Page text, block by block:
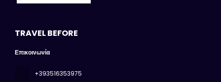
TRAVEL BEFORE
Επικοινωνία
+393516353975